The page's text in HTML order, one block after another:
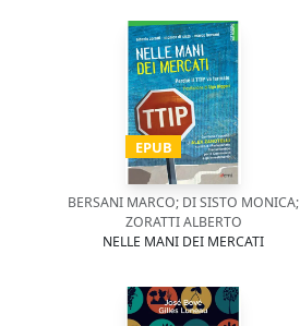
EPUB
BERSANI MARCO; DI SISTO MONICA;
ZORATTI ALBERTO
NELLE MANI DEI MERCATI